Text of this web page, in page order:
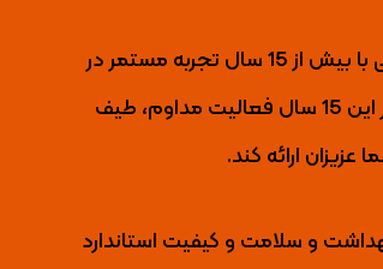
نانو اکریلیک تولید کننده برتر عایق رطوبتی، رنگ نما، رنگ و عایق استخری، انواع لاک و گروت اپوکسی با بیش از 15 سال تجربه مستمر در
در این 15 سال فعالیت مداوم، طیف
ارائه کند.
و سلامت و کیفیت استاندارد